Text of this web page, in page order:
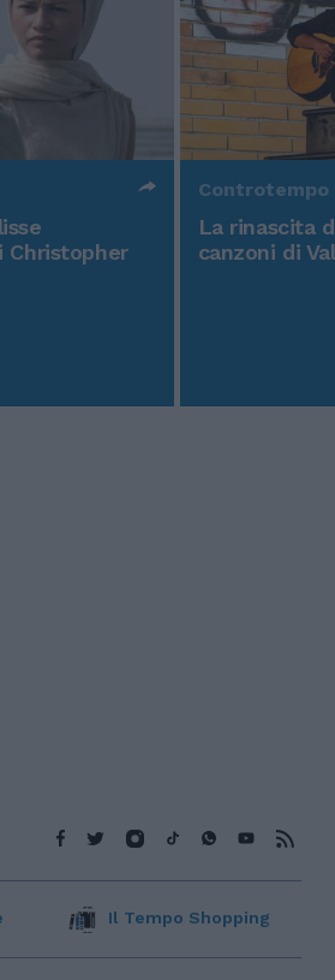
Christopher
Controtempo
La rinascita
canzoni di
Il Tempo Shopping